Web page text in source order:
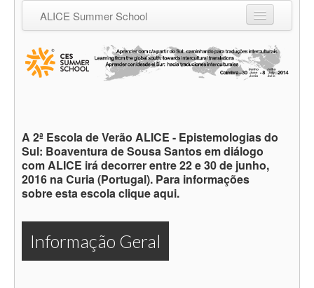
ALICE Summer School
Informação Geral
Descrição
Candidatos
Candidatura, inscrição e propina
Rotas descoloniais
A 2ª Escola de Verão ALICE - Epistemologias do
Sul: Boaventura de Sousa Santos em diálogo
com ALICE irá decorrer entre 22 e 30 de junho,
2016 na Curia (Portugal). Para informações
sobre esta escola clique aqui.
Informação Geral